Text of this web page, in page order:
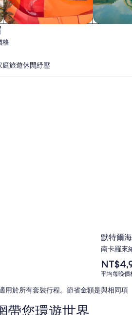
格
庭旅遊休閒紓壓
默特爾
南卡羅來
平
均
晚
平均每晚價
用於所有套裝行程。節省金額是與相同項
帶您環遊世界